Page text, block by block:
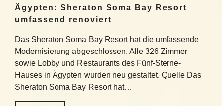
Ägypten: Sheraton Soma Bay Resort
umfassend renoviert
Das Sheraton Soma Bay Resort hat die umfassende
Modernisierung abgeschlossen. Alle 326 Zimmer
sowie Lobby und Restaurants des Fünf-Sterne-
Hauses in Ägypten wurden neu gestaltet. Quelle Das
Sheraton Soma Bay Resort hat…